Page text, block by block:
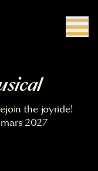
the joyride!
2027